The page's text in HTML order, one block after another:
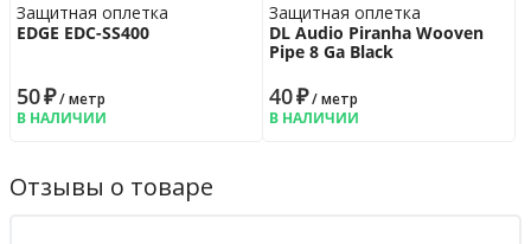
Защитная оплетка
EDGE EDC-SS400
50₽/ метр
В НАЛИЧИИ
Защитная оплетка
DL Audio Piranha Wooven
Pipe 8 Ga Black
40₽/ метр
В НАЛИЧИИ
Отзывы о товаре